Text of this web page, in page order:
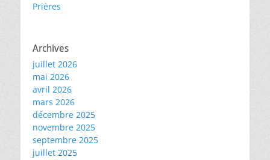
Prières
Archives
juillet 2026
mai 2026
avril 2026
mars 2026
décembre 2025
novembre 2025
septembre 2025
juillet 2025